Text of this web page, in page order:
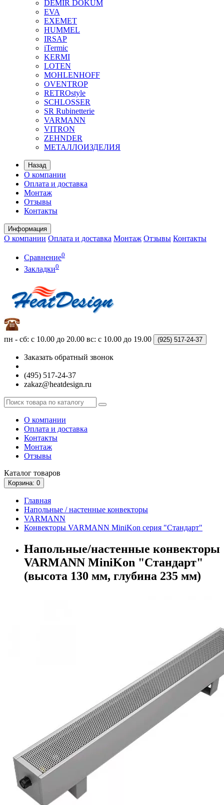
DEMIR DOKUM
EVA
EXEMET
HUMMEL
IRSAP
iTermic
KERMI
LOTEN
MOHLENHOFF
OVENTROP
RETROstyle
SCHLOSSER
SR Rubinetterie
VARMANN
VITRON
ZEHNDER
МЕТАЛЛОИЗДЕЛИЯ
Назад
О компании
Оплата и доставка
Монтаж
Отзывы
Контакты
Информация
О компании Оплата и доставка Монтаж Отзывы Контакты
Сравнение0
Закладки0
пн - сб: с 10.00 до 20.00 вс: с 10.00 до 19.00 (925) 517-24-37
Заказать обратный звонок
(495) 517-24-37
zakaz@heatdesign.ru
О компании
Оплата и доставка
Контакты
Монтаж
Отзывы
Каталог товаров
Корзина: 0
Главная
Напольные / настенные конвекторы
VARMANN
Конвекторы VARMANN MiniKon серия "Стандарт"
Напольные/настенные конвекторы
VARMANN MiniKon "Стандарт"
(высота 130 мм, глубина 235 мм)